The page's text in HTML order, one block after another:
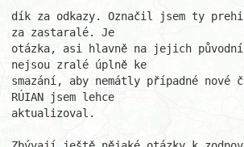
dík za odkazy. Označil jsem ty
za zastaralé. Je
otázka, asi hlavně na jejich
nejsou zralé úplně ke
smazání, aby nemátly případné nové
RÚIAN jsem lehce
aktualizoval.